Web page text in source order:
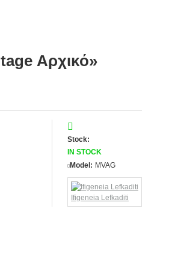
Αρχικό»
Stock:
IN STOCK
Model: MVAG
Ifigeneia Lefkaditi